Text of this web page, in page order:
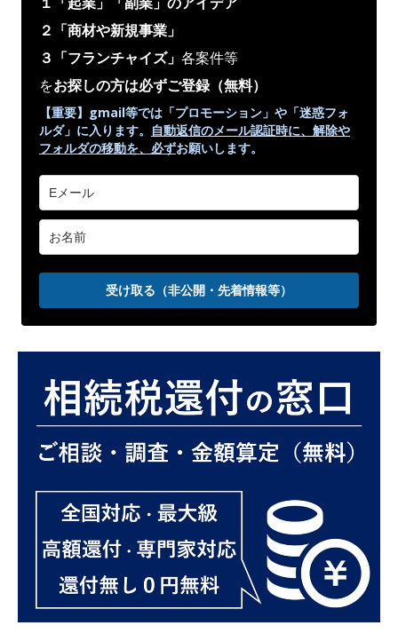
２「商材や新規事業」
３「フランチャイズ」 各案件等
をお探しの方は必ずご登録（無料）
【重要】gmail等では「プロモーション」や 「迷惑フォ
ルダ」 に入ります。 自動返信のメール認証時に、解除や
フォルダの移動を、 必ずお願いします。
受け取る（非公開・先着情報等）